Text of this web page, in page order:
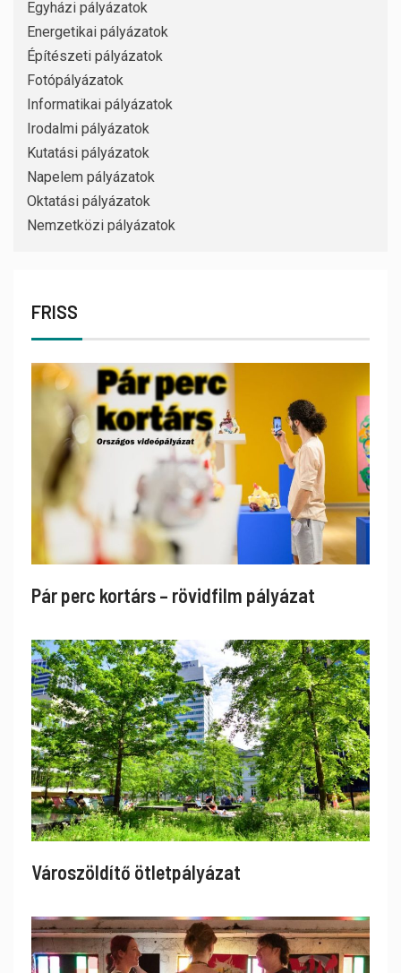
Egyházi pályázatok
Energetikai pályázatok
Építészeti pályázatok
Fotópályázatok
Informatikai pályázatok
Irodalmi pályázatok
Kutatási pályázatok
Napelem pályázatok
Oktatási pályázatok
Nemzetközi pályázatok
FRISS
Pár perc kortárs – rövidfilm pályázat
Városzöldítő ötletpályázat